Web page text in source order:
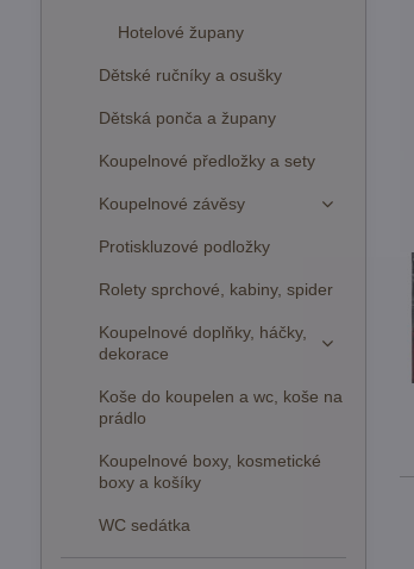
Hotelové župany
Dětské ručníky a osušky
Dětská ponča a župany
Koupelnové předložky a sety
Koupelnové závěsy
Protiskluzové podložky
Rolety sprchové, kabiny, spider
Koupelnové doplňky, háčky,
dekorace
Koše do koupelen a wc, koše na
prádlo
Koupelnové boxy, kosmetické
boxy a košíky
WC sedátka